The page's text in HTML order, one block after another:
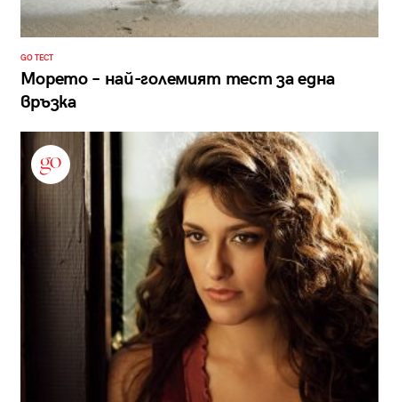
GO ТЕСТ
Морето – най-големият тест за една
връзка